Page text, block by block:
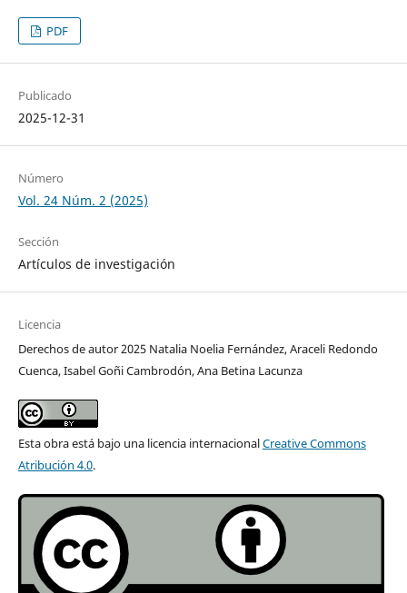
PDF
Publicado
2025-12-31
Número
Vol. 24 Núm. 2 (2025)
Sección
Artículos de investigación
Licencia
Derechos de autor 2025 Natalia Noelia Fernández, Araceli Redondo
Cuenca, Isabel Goñi Cambrodón, Ana Betina Lacunza
Esta obra está bajo una licencia internacionalCreative Commons
Atribución 4.0.